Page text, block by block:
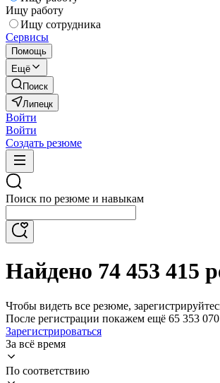
Ищу работу
Ищу сотрудника
Сервисы
Помощь
Ещё
Поиск
Липецк
Войти
Войти
Создать резюме
Поиск по резюме и навыкам
Найдено 74 453 415
Чтобы видеть все резюме,
После регистрации покажем ещё 65 353
Зарегистрироваться
За всё время
По соответствию